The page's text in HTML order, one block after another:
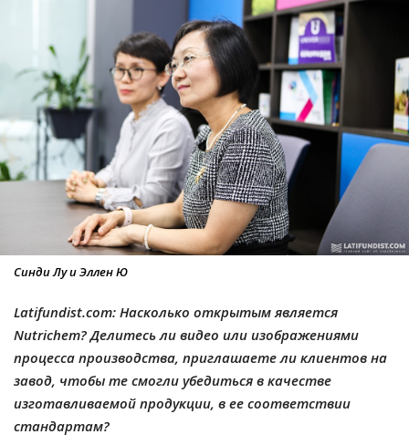
Синди Лу и Эллен Ю
Latifundist.com: Насколько открытым является
Nutrichem? Делитесь ли видео или изображениями
процесса производства, приглашаете ли клиентов на
завод, чтобы те смогли убедиться в качестве
изготавливаемой продукции, в ее соответствии
стандартам?